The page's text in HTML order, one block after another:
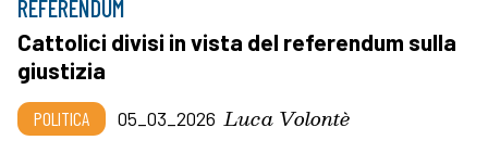
REFERENDUM
Cattolici divisi in vista del referendum sulla
giustizia
POLITICA 05_03_2026 Luca Volontè